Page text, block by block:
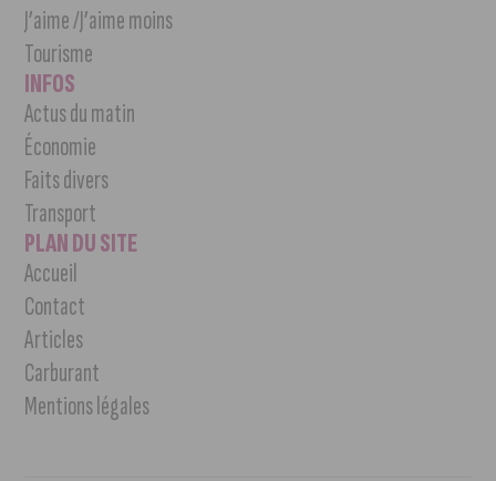
J’aime /J’aime moins
Tourisme
INFOS
Actus du matin
Économie
Faits divers
Transport
PLAN DU SITE
Accueil
Contact
Articles
Carburant
Mentions légales